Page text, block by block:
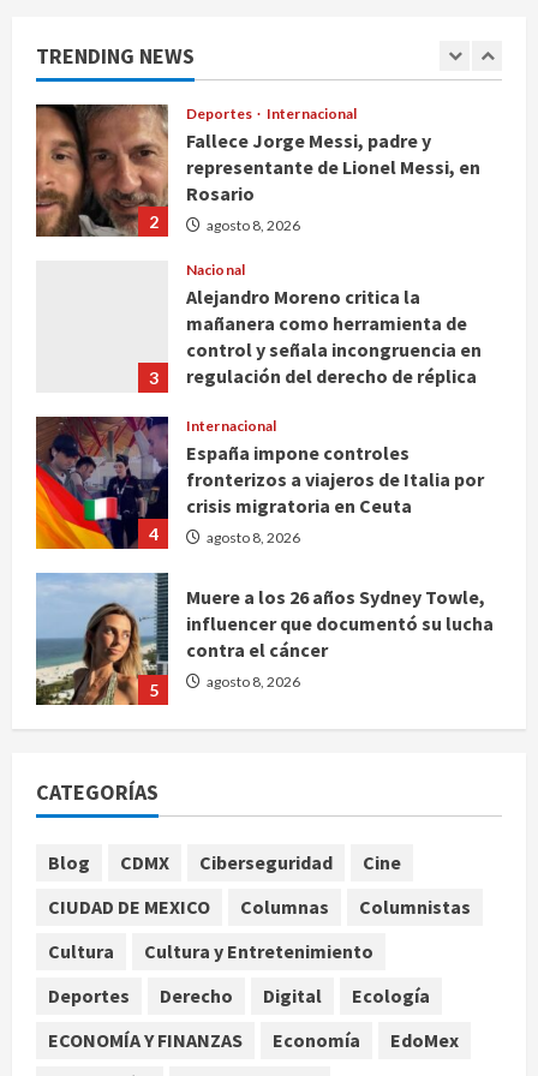
TRENDING NEWS
1
2
Deportes Internacional
Fallece Jorge Messi, padre y
representante de Lionel Messi, en
Rosario
agosto 8, 2026
3
Nacional
Alejandro Moreno critica la
mañanera como herramienta de
control y señala incongruencia en
regulación del derecho de réplica
4
Internacional
España impone controles
fronterizos a viajeros de Italia por
crisis migratoria en Ceuta
agosto 8, 2026
5
Muere a los 26 años Sydney Towle,
influencer que documentó su lucha
contra el cáncer
agosto 8, 2026
Nacional
Cuernavaca
Fallece Jorge Messi, padre y
representante de Lionel Messi, en
agosto 8, 2026
Nacional
CATEGORÍAS
Blog CDMX Ciberseguridad
Cine
CIUDAD DE MEXICO
Columnas
Columnistas
Cultura
Cultura y Entretenimiento
Deportes
Derecho Digital
Ecología
ECONOMÍA Y FINANZAS
Economía
EdoMex